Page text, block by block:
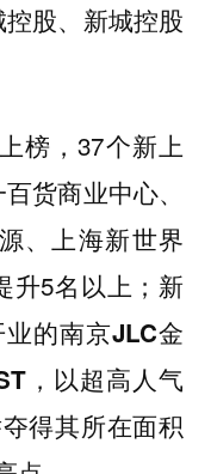
股、新城控股
榜，37个新上
货商业中心、
、上海新世界
升5名以上；新
的南京JLC金
，以超高人气
得其所在面积